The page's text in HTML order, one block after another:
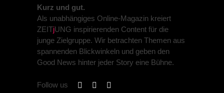
Kurz und gut.
Als unabhängiges Online-Magazin kreiert
ZEITjUNG inspirierenden Content für die
junge Zielgruppe. Wir betrachten Themen aus
spannenden Blickwinkeln und geben den
Good News hinter jeder Story eine Bühne.
Follow us